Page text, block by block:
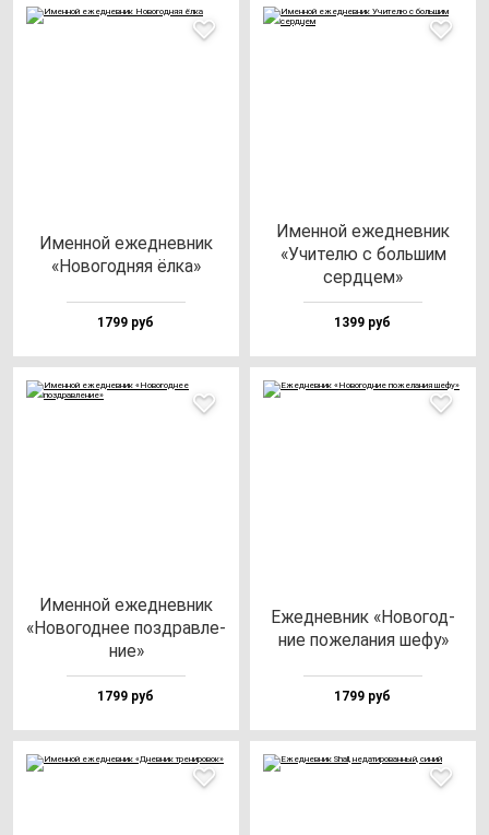
Имен­ной ежед­нев­ник
«Ново­год­няя ёл­ка»
1799 руб
Имен­ной ежед­нев­ник
«Учи­те­лю с боль­шим
сер­дцем»
1399 руб
Имен­ной ежед­нев­ник
«Ново­год­нее поз­драв­ле­
ние»
1799 руб
Ежед­нев­ник «Ново­год­
ние по­же­ла­ния ше­фу»
1799 руб